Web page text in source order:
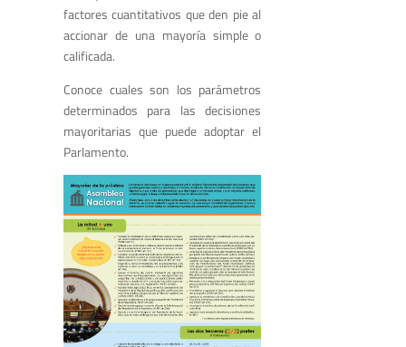
factores cuantitativos que den pie al
accionar de una mayoría simple o
calificada.
Conoce cuales son los parámetros
determinados para las decisiones
mayoritarias que puede adoptar el
Parlamento.